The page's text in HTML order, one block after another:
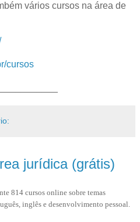
vários cursos na área de
cursos
jurídica (grátis)
814 cursos online sobre temas
inglês e desenvolvimento pessoal.